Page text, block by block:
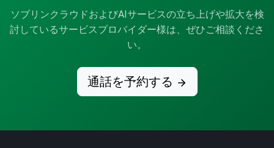
ソブリンクラウドおよびAIサービスの立ち上げや拡大を検
討しているサービスプロバイダー様は、ぜひご相談くださ
い。
通話を予約する